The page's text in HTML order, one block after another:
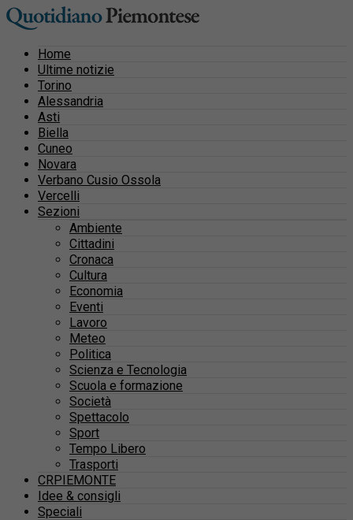
Home
Ultime notizie
Torino
Alessandria
Asti
Biella
Cuneo
Novara
Verbano Cusio Ossola
Vercelli
Sezioni
Ambiente
Cittadini
Cronaca
Cultura
Economia
Eventi
Lavoro
Meteo
Politica
Scienza e Tecnologia
Scuola e formazione
Società
Spettacolo
Sport
Tempo Libero
Trasporti
CRPIEMONTE
Idee & consigli
Speciali